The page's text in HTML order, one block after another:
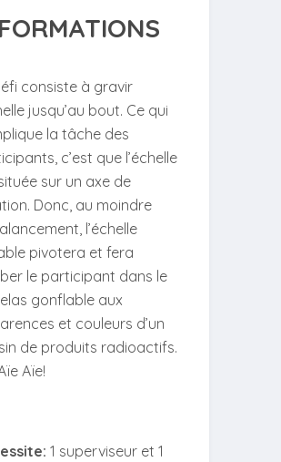
consiste à gravir
jusqu’au bout. Ce qui
la tâche des
c’est que l’échelle
sur un axe de
Donc, au moindre
l’échelle
pivotera et fera
le participant dans le
gonflable aux
et couleurs d’un
de produits radioactifs.
Aïe!
1 superviseur et 1